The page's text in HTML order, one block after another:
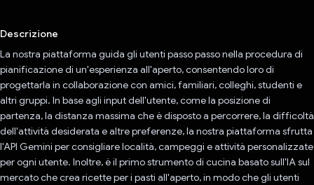
Descrizione
La nostra piattaforma guida gli utenti passo passo nella procedura di
pianificazione di un'esperienza all'aperto, consentendo loro di
progettarla in collaborazione con amici, familiari, colleghi, studenti e
altri gruppi. In base agli input dell'utente, come la posizione di
partenza, la distanza massima che è disposto a percorrere, la difficoltà
dell'attività desiderata e altre preferenze, la nostra piattaforma sfrutta
l'API Gemini per consigliare località, campeggi e attività personalizzate
per ogni utente. Inoltre, è il primo strumento di cucina basato sull'IA sul
mercato che crea ricette per i pasti all'aperto, in modo che gli utenti